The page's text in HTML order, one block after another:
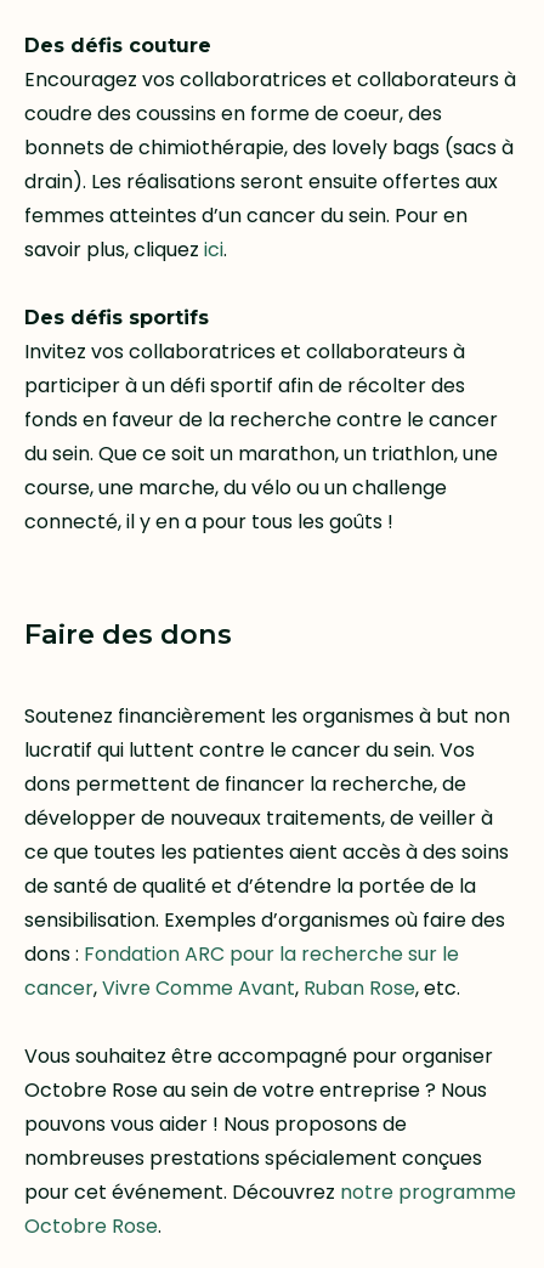
Des défis couture
Encouragez vos collaboratrices et collaborateurs à
coudre des coussins en forme de coeur, des
bonnets de chimiothérapie, des lovely bags (sacs à
drain). Les réalisations seront ensuite offertes aux
femmes atteintes d’un cancer du sein. Pour en
savoir plus, cliquez ici.
Des défis sportifs
Invitez vos collaboratrices et collaborateurs à
participer à un défi sportif afin de récolter des
fonds en faveur de la recherche contre le cancer
du sein. Que ce soit un marathon, un triathlon, une
course, une marche, du vélo ou un challenge
connecté, il y en a pour tous les goûts !
Faire des dons
Soutenez financièrement les organismes à but non
lucratif qui luttent contre le cancer du sein. Vos
dons permettent de financer la recherche, de
développer de nouveaux traitements, de veiller à
ce que toutes les patientes aient accès à des soins
de santé de qualité et d’étendre la portée de la
sensibilisation. Exemples d’organismes où faire des
dons : Fondation ARC pour la recherche sur le
cancer,Vivre Comme Avant, Ruban Rose, etc.
Vous souhaitez être accompagné pour organiser
Octobre Rose au sein de votre entreprise ? Nous
pouvons vous aider ! Nous proposons de
nombreuses prestations spécialement conçues
pour cet événement. Découvrez notre programme
Octobre Rose.